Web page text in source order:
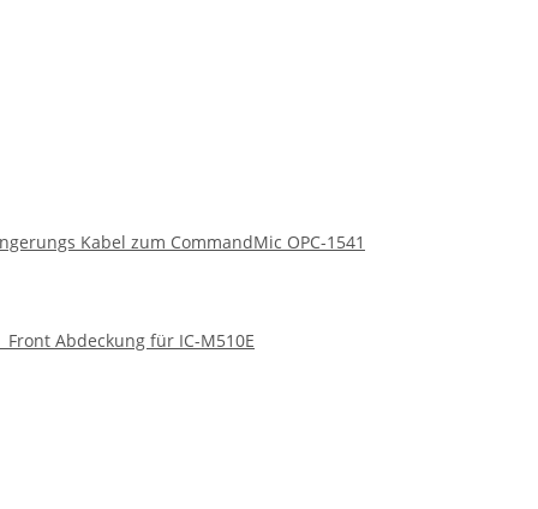
Kabel zum CommandMic OPC-1541